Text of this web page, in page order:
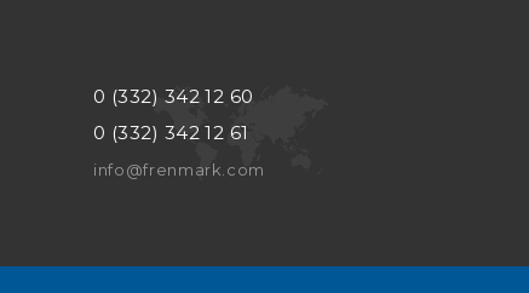
0 (332) 342 12 60
0 (332) 342 12 61
info@frenmark.com